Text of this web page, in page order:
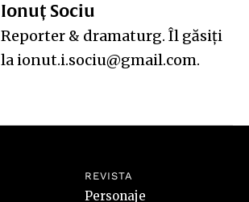
Ionuț Sociu
Reporter & dramaturg. Îl găsiți
la ionut.i.sociu@gmail.com.
REVISTA
Personaje